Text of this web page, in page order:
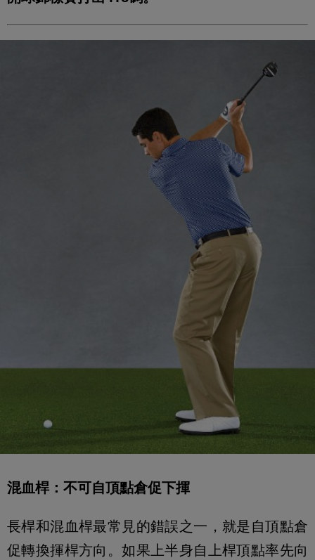
混血桿：不可自頂點倉促下揮
長桿和混血桿最常見的錯誤之一，就是自頂點倉
促轉換揮桿方向。如果上半身自上桿頂點率先向